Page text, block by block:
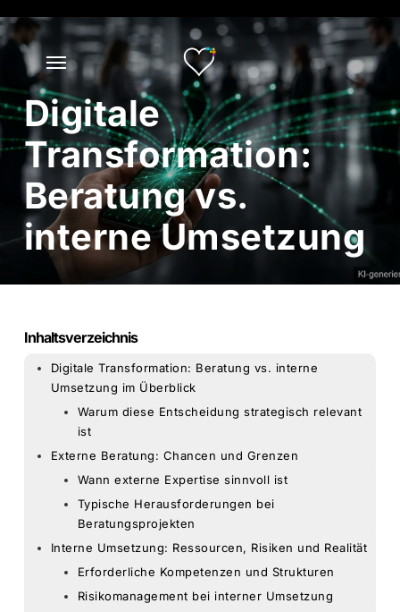
to
main
content
Digitale
Transformation:
Beratung vs.
interne Umsetzung
Inhaltsverzeichnis
Digitale Transformation: Beratung vs. interne
Umsetzung im Überblick
Warum diese Entscheidung strategisch relevant
ist
Externe Beratung: Chancen und Grenzen
Wann externe Expertise sinnvoll ist
Typische Herausforderungen bei
Beratungsprojekten
Interne Umsetzung: Ressourcen, Risiken und Realität
Erforderliche Kompetenzen und Strukturen
Risikomanagement bei interner Umsetzung